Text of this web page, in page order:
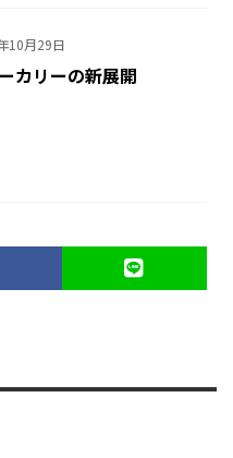
10月29日
カリーの新展開